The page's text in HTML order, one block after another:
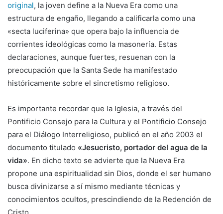
original, la joven define a la Nueva Era como una
estructura de engaño, llegando a calificarla como una
«secta luciferina» que opera bajo la influencia de
corrientes ideológicas como la masonería. Estas
declaraciones, aunque fuertes, resuenan con la
preocupación que la Santa Sede ha manifestado
históricamente sobre el sincretismo religioso.
Es importante recordar que la Iglesia, a través del
Pontificio Consejo para la Cultura y el Pontificio Consejo
para el Diálogo Interreligioso, publicó en el año 2003 el
documento titulado «Jesucristo, portador del agua de la
vida». En dicho texto se advierte que la Nueva Era
propone una espiritualidad sin Dios, donde el ser humano
busca divinizarse a sí mismo mediante técnicas y
conocimientos ocultos, prescindiendo de la Redención de